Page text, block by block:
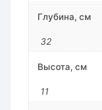
Глубина, см
32
Высота, см
11